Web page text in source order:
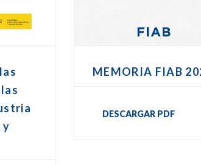
y
MEMORIA FIAB
DESCARGAR PDF